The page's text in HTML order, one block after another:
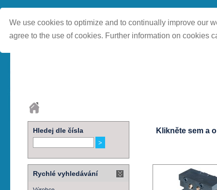
We use cookies to optimize and to continually improve our
agree to the use of cookies. Further information on cookies
Hledej dle čísla
Rychlé vyhledávání
Klikněte sem a